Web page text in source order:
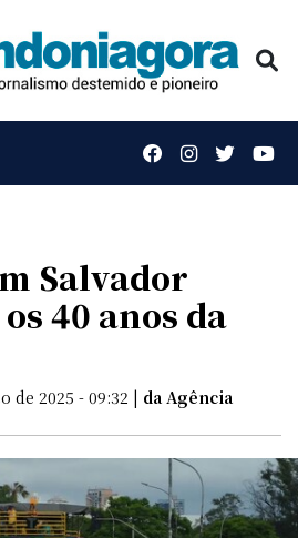
Salvador
40 anos da
de 2025 - 09:32 | da Agência